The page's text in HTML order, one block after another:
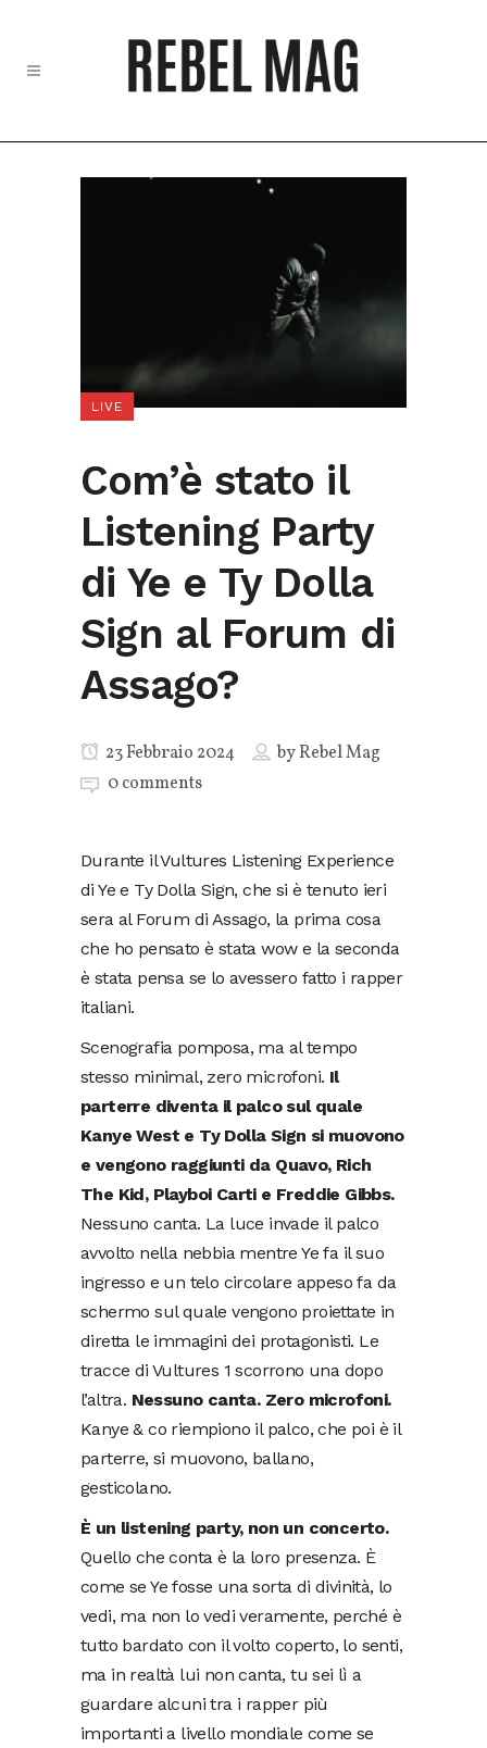
LIVE
Com’è stato il
Listening Party
di Ye e Ty Dolla
Sign al Forum di
Assago?
23 Febbraio 2024 byRebel Mag
0 comments
Durante il Vultures Listening Experience
di Ye e Ty Dolla Sign, che si è tenuto ieri
sera al Forum di Assago, la prima cosa
che ho pensato è stata wow e la seconda
è stata pensa se lo avessero fatto i rapper
italiani.
Scenografia pomposa, ma al tempo
stesso minimal, zero microfoni. Il
parterre diventa il palco sul quale
Kanye West e Ty Dolla Sign si muovono
e vengono raggiunti da Quavo, Rich
The Kid, Playboi Carti e Freddie Gibbs.
Nessuno canta. La luce invade il palco
avvolto nella nebbia mentre Ye fa il suo
ingresso e un telo circolare appeso fa da
schermo sul quale vengono proiettate in
diretta le immagini dei protagonisti. Le
tracce di Vultures 1 scorrono una dopo
l’altra. Nessuno canta. Zero microfoni.
Kanye & co riempiono il palco, che poi è il
parterre, si muovono, ballano,
gesticolano.
È un listening party, non un concerto.
Quello che conta è la loro presenza. È
come se Ye fosse una sorta di divinità, lo
vedi, ma non lo vedi veramente, perché è
tutto bardato con il volto coperto, lo senti,
ma in realtà lui non canta, tu sei lì a
guardare alcuni tra i rapper più
importanti a livello mondiale come se